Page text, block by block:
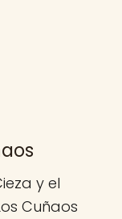
y el
Cuñaos